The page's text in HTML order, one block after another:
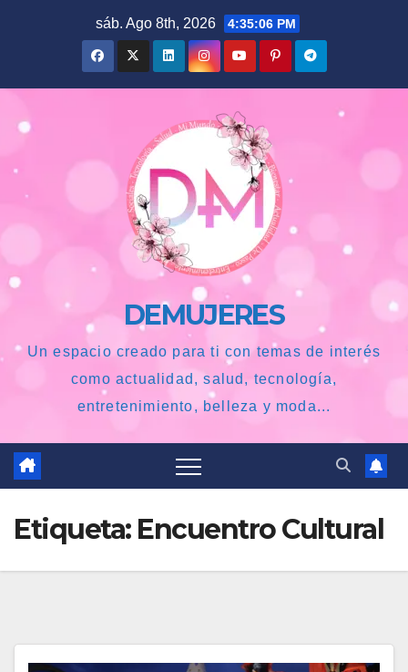
sáb. Ago 8th, 2026 4:35:07 PM
DEMUJERES
Un espacio creado para ti con temas de interés
como actualidad, salud, tecnología,
entretenimiento, belleza y moda...
Etiqueta: Encuentro Cultural